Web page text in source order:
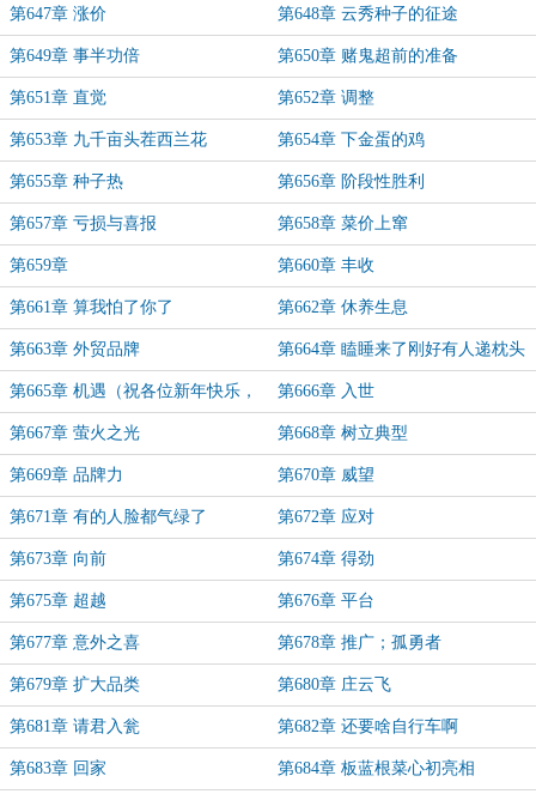
第647章 涨价 第648章 云秀种子的征途
第649章 事半功倍 第650章 赌鬼超前的准备
第651章 直觉 第652章 调整
第653章 九千亩头茬西兰花 第654章 下金蛋的鸡
第655章 种子热 第656章 阶段性胜利
第657章 亏损与喜报 第658章 菜价上窜
第659章 第660章 丰收
第661章 算我怕了你了 第662章 休养生息
第663章 外贸品牌 第664章 瞌睡来了刚好有人递枕头
第665章 机遇（祝各位新年快乐，
马年大吉！）
第666章 入世
第667章 萤火之光 第668章 树立典型
第669章 品牌力 第670章 威望
第671章 有的人脸都气绿了 第672章 应对
第673章 向前 第674章 得劲
第675章 超越 第676章 平台
第677章 意外之喜 第678章 推广；孤勇者
第679章 扩大品类 第680章 庄云飞
第681章 请君入瓮 第682章 还要啥自行车啊
第683章 回家 第684章 板蓝根菜心初亮相